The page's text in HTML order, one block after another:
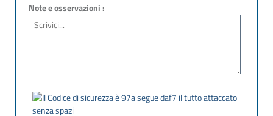
Note e osservazioni :